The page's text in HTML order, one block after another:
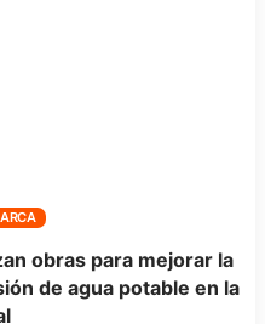
obras para mejorar la
de agua potable en la